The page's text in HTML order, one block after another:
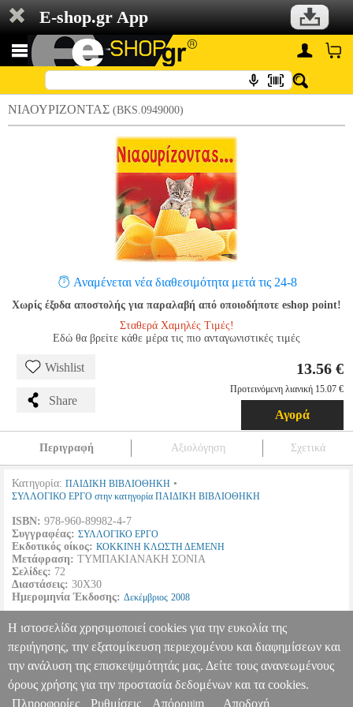
E-shop.gr App
ΝΙΑΟΥΡΙΖΟΝΤΑΣ (BKS.0949000)
Αναμένεται νέα διαθεσιμότητα μετά τις 24-8
Χωρίς έξοδα αποστολής για παραλαβή από οποιοδήποτε eshop point!
Σταθερά Χαμηλές Τιμές!
Εδώ θα βρείτε κάθε μέρα τις πιο ανταγωνιστικές τιμές
Wishlist
Share
13.56 €
Προτεινόμενη λιανική 15.07 €
Αγορά
Περιγραφή Αξιολόγηση Σχετικά
Κατηγορία: ΠΑΙΔΙΚΗ ΒΙΒΛΙΟΘΗΚΗ •
ΣΥΛΛΟΓΙΚΟ ΕΡΓΟ στην κατηγορία ΠΑΙΔΙΚΗ ΒΙΒΛΙΟΘΗΚΗ
ISBN: 978-960-89982-4-7
Συγγραφέας: ΣΥΛΛΟΓΙΚΟ ΕΡΓΟ
Εκδοτικός οίκος: ΚΟΚΚΙΝΗ ΚΛΩΣΤΗ ΔΕΜΕΝΗ
Μετάφραση: ΤΥΜΠΑΚΙΑΝΑΚΗ ΣΟΝΙΑ
Σελίδες: 72
Διαστάσεις: 30Χ30
Ημερομηνία Έκδοσης: Δεκέμβριος 2008
Αν είσαι άξιος της αγάπης του, ο γάτος θα είναι φίλος σου, ποτέ
σκλάβος σου.
ΝΙΑΟΥΡΙΖΟΝΤΑΣ BKS.0949000 BKS.0949000 ΣΥΛΛΟΓΙΚΟ
ΕΡΓΟ ΣΥΛΛΟΓΙΚΟ ΕΡΓΟ ΠΑΙΔΙΚΗ ΒΙΒΛΙΟΘΗΚΗ Κατηγορία:
ΠΑΙΔΙΚΗ ΒΙΒΛΙΟΘΗΚΗ •ΣΥΛΛΟΓΙΚΟ ΕΡΓΟ στην κατηγορία
Η ιστοσελίδα χρησιμοποιεί cookies για την ευκολία της
περιήγησης, την εξατομίκευση περιεχομένου και διαφημίσεων και
την ανάλυση της επισκεψιμότητάς μας. Δείτε τους ανανεωμένους
όρους χρήσης για την προστασία δεδομένων και τα cookies.
Πληροφορίες
Ρυθμίσεις Απόρριψη Αποδοχή